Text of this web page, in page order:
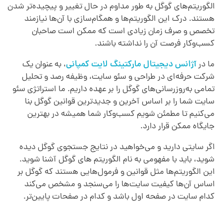
الگوریتم‌های گوگل به طور مداوم در حال تغییر و پیچیده‌تر شدن
هستند. درک این الگوریتم‌ها و همگام‌سازی با آن‌ها نیازمند
تخصص و صرف زمان زیادی است که ممکن است صاحبان
کسب‌وکار فرصت آن را نداشته باشند.
ما درآژانس دیجیتال مارکتینگ لایت کمپانی، به عنوان یک
شرکت حرفه‌ای در طراحی و سئو سایت، وظیفه رصد و تحلیل
تمامی به‌روزرسانی‌های گوگل را بر عهده داریم. ما استراتژی سئو
سایت شما را بر اساس آخرین و جدیدترین قوانین گوگل بنا
می‌کنیم تا مطمئن شویم کسب‌وکار شما همیشه در بهترین
جایگاه ممکن قرار دارد.
اگر سایتی دارید و می‌خواهید در نتایج جستجوی گوگل دیده
شوید، باید با مفهومی به نام الگوریتم های گوگل آشنا شوید.
این الگوریتم‌ها مثل قوانین و فرمول‌هایی هستند که گوگل بر
اساس آن‌ها کیفیت سایت‌ها را می‌سنجد و مشخص می‌کند
کدام سایت در صفحه اول باشد و کدام در صفحات پایین‌تر.